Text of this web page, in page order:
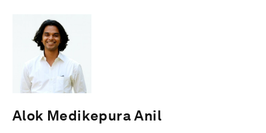
Alok Medikepura Anil